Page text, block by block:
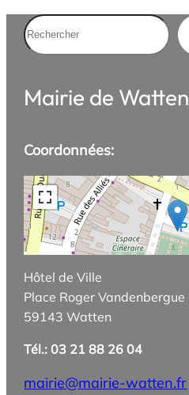
Rechercher
Mairie de Watten
Coordonnées:
Hôtel de Ville
Place Roger Vandenbergue
59143 Watten
Tél.: 03 21 88 26 04
mairie@mairie-watten.fr